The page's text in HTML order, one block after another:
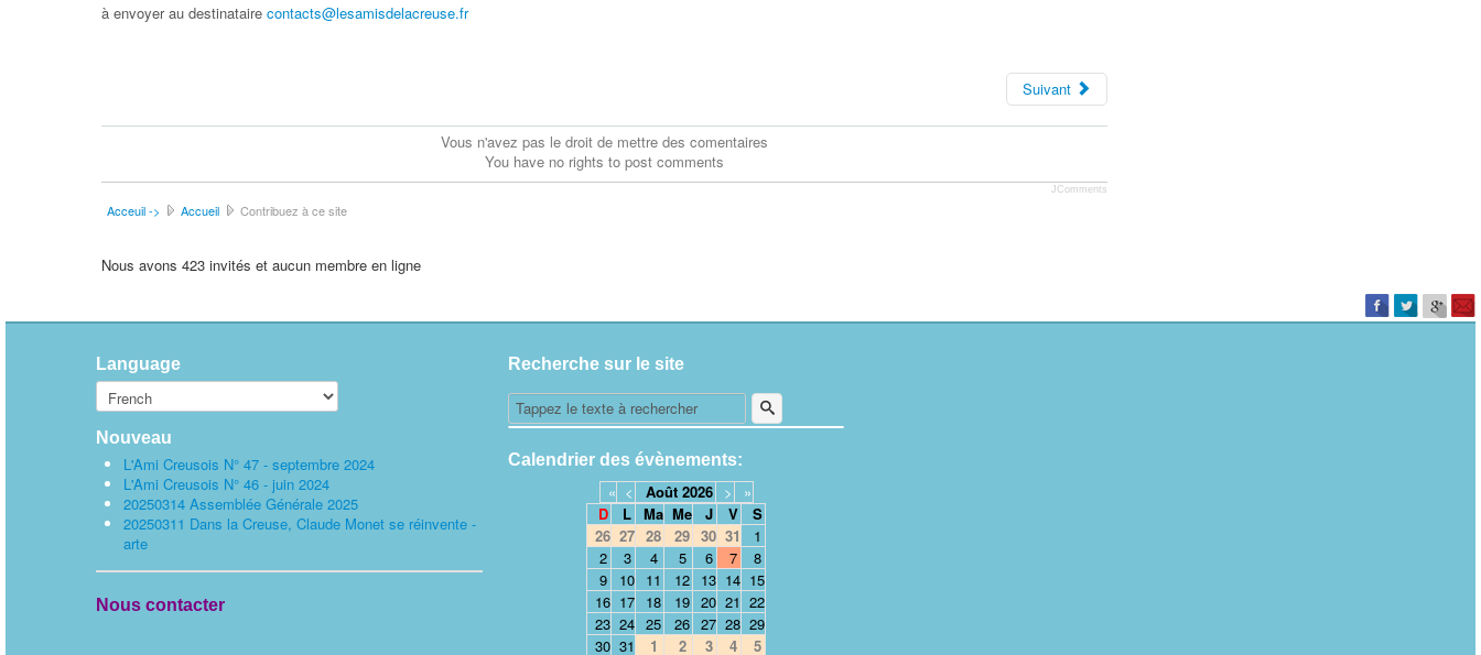
à envoyer au destinataire contacts@lesamisdelacreuse.fr
Suivant
Vous n'avez pas le droit de mettre des comentaires
You have no rights to post comments
JComments
Acceuil -> Accueil Contribuez à ce site
Nous avons 423 invités et aucun membre en ligne
Language
Nouveau
L'Ami Creusois N° 47 - septembre 2024
L'Ami Creusois N° 46 - juin 2024
20250314 Assemblée Générale 2025
20250311 Dans la Creuse, Claude Monet se réinvente -
arte
Nous contacter
Recherche sur le site
Calendrier des évènements:
« < Août 2026 >
»
D
L Ma Me J V
S
26 27 28 29 30 31
1
2
3 4 5 6 7
8
9
10 11 12 13 14 15
16 17 18 19 20 21 22
23 24 25 26 27 28 29
30 31 1 2 3 4 5